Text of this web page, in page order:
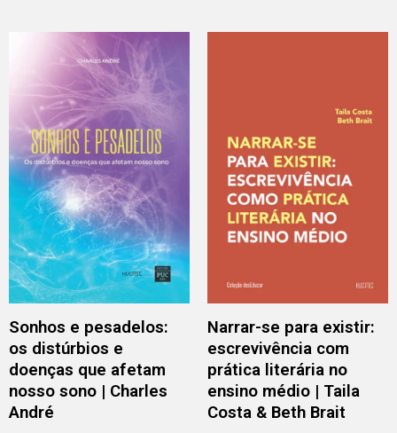
Sonhos e pesadelos:
os distúrbios e
doenças que afetam
nosso sono | Charles
André
Narrar-se para existir:
escrevivência com
prática literária no
ensino médio | Taila
Costa & Beth Brait